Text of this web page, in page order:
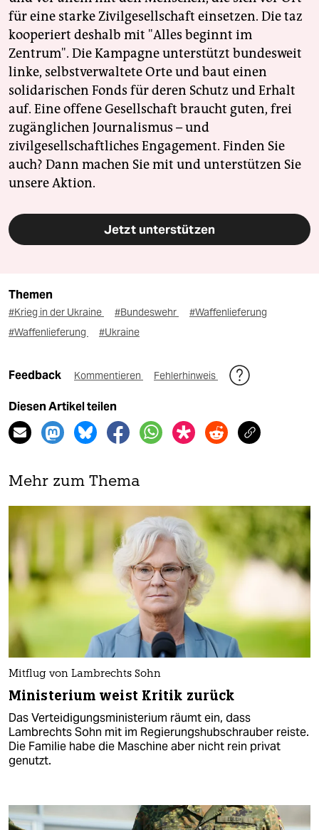
für eine starke Zivilgesellschaft einsetzen. Die taz
kooperiert deshalb mit "Alles beginnt im
Zentrum". Die Kampagne unterstützt bundesweit
linke, selbstverwaltete Orte und baut einen
solidarischen Fonds für deren Schutz und Erhalt
auf. Eine offene Gesellschaft braucht guten, frei
zugänglichen Journalismus – und
zivilgesellschaftliches Engagement. Finden Sie
auch? Dann machen Sie mit und unterstützen Sie
unsere Aktion.
Jetzt unterstützen
Themen
#Krieg in der Ukraine #Bundeswehr
#Waffenlieferung
#Waffenlieferung
#Ukraine
Feedback Kommentieren Fehlerhinweis
Diesen Artikel teilen
Mehr zum Thema
Mitflug von Lambrechts Sohn
Ministerium weist Kritik zurück
Das Verteidigungsministerium räumt ein, dass
Lambrechts Sohn mit im Regierungshubschrauber reiste.
Die Familie habe die Maschine aber nicht rein privat
genutzt.